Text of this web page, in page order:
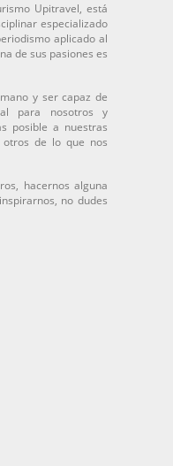
Upitravel, está
especializado
aplicado al
de sus pasiones es
y ser capaz de
para nosotros y
posible a nuestras
de lo que nos
hacernos alguna
no dudes